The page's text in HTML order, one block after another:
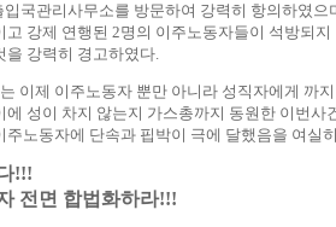
입국관리사무소를 방문하여 강력히 항의하였으
고 강제 연행된 2명의 이주노동자들이 석방되
을 강력히 경고하였다.
이제 이주노동자 뿐만 아니라 성직자에게 까
에 성이 차지 않는지 가스총까지 동원한 이번사
주노동자에 단속과 핍박이 극에 달했음을 여실
!!!
전면 합법화하라!!!